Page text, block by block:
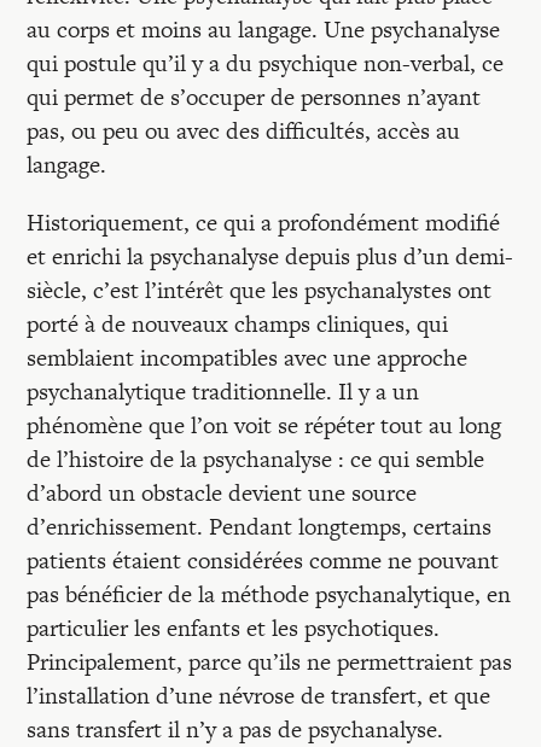
au corps et moins au langage. Une psychanalyse
qui postule qu’il y a du psychique non-verbal, ce
qui permet de s’occuper de personnes n’ayant
pas, ou peu ou avec des difficultés, accès au
langage.
Historiquement, ce qui a profondément modifié
et enrichi la psychanalyse depuis plus d’un demi-
siècle, c’est l’intérêt que les psychanalystes ont
porté à de nouveaux champs cliniques, qui
semblaient incompatibles avec une approche
psychanalytique traditionnelle. Il y a un
phénomène que l’on voit se répéter tout au long
de l’histoire de la psychanalyse : ce qui semble
d’abord un obstacle devient une source
d’enrichissement. Pendant longtemps, certains
patients étaient considérées comme ne pouvant
pas bénéficier de la méthode psychanalytique, en
particulier les enfants et les psychotiques.
Principalement, parce qu’ils ne permettraient pas
l’installation d’une névrose de transfert, et que
sans transfert il n’y a pas de psychanalyse.